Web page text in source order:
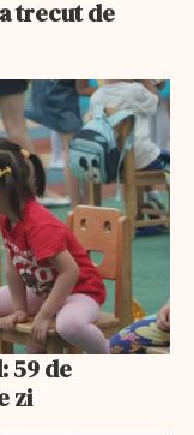
trecut de
59 de
zi